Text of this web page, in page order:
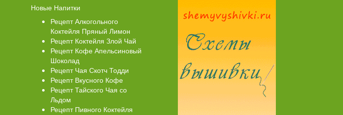
Торт Медовик Карамельный Пирог рыбный (с брюшками семги)
Новые Напитки
Рецепт Алкогольного
Коктейля Пряный Лимон
Рецепт Коктейля Злой Чай
Рецепт Кофе Апельсиновый
Шоколад
Рецепт Чая Скотч Тодди
Рецепт Вкусного Кофе
Рецепт Тайского Чая со
Льдом
Рецепт Пивного Коктейля